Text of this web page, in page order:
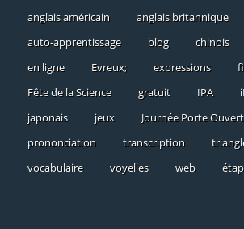
anglais américain
anglais britannique
auto-apprentissage
blog chinois
en ligne
Evreux; expressions
Fête de la Science
gratuit IPA
japonais
jeux Journée Porte
prononciation
transcription
vocabulaire
voyelles web